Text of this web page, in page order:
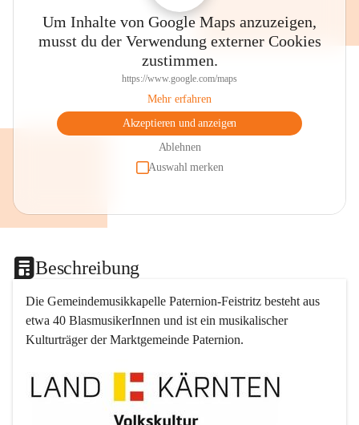
Um Inhalte von Google Maps anzuzeigen,
musst du der Verwendung externer Cookies
zustimmen.
https://www.google.com/maps
Mehr erfahren
Akzeptieren und anzeigen
Ablehnen
Auswahl merken
Beschreibung
Die Gemeindemusikkapelle Paternion-Feistritz besteht aus
etwa 40 BlasmusikerInnen und ist ein musikalischer
Kulturträger der Marktgemeinde Paternion.